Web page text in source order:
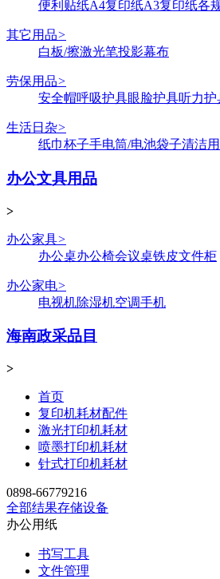
便利贴纸A4复印纸A3复印纸各
其它用品>
白板/擦激光笔投影幕布
劳保用品>
安全帽呼吸护具眼脸护具听力护
生活日杂>
纸巾杯子手电筒/电池袋子清洁
办公文具用品
>
办公家具>
办公桌办公椅会议桌铁皮文件柜
办公家电>
电视机除湿机空调手机
海南政采品目
>
首页
复印机耗材配件
激光打印机耗材
喷墨打印机耗材
针式打印机耗材
0898-66779216
全部结果存储设备
办公用纸
书写工具
文件管理